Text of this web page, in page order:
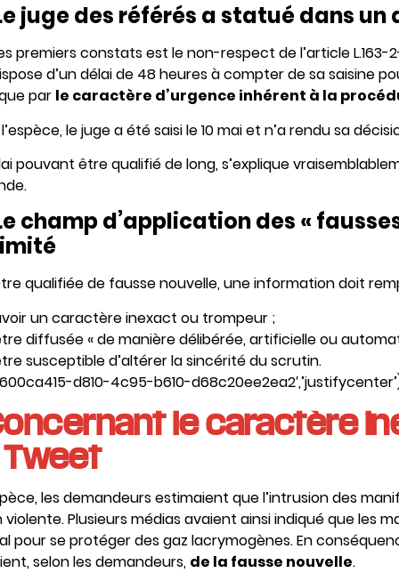
juge des référés a statué dans un
premiers constats est le non-respect de l’article
d’un délai de 48 heures à compter de sa saisine
par le caractère d’urgence inhérent à la
le juge a été saisi le 10 mai et n’a rendu sa
pouvant être qualifié de long, s’explique
champ d’application des «
qualifiée de fausse nouvelle, une information doit
un caractère inexact ou trompeur ;
diffusée « de manière délibérée, artificielle ou
susceptible d’altérer la sincérité du scrutin.
d810-4c95-b610-
le caractère
les demandeurs estimaient que l’intrusion des
Plusieurs médias avaient ainsi indiqué que les
pour se protéger des gaz lacrymogènes. En
selon les demandeurs, de la fausse nouvelle.